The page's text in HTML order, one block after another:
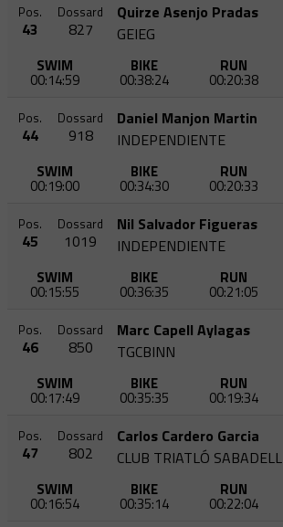
Pos.
43
Dossard
827
Quirze Asenjo Pradas
GEIEG
SWIM
00:14:59
BIKE
00:38:24
RUN
00:20:38
Pos.
44
Dossard
918
Daniel Manjon Martin
INDEPENDIENTE
SWIM
00:19:00
BIKE
00:34:30
RUN
00:20:33
Pos.
45
Dossard
1019
Nil Salvador Figueras
INDEPENDIENTE
SWIM
00:15:55
BIKE
00:36:35
RUN
00:21:05
Pos.
46
Dossard
850
Marc Capell Aylagas
TGCBINN
SWIM
00:17:49
BIKE
00:35:35
RUN
00:19:34
Pos.
47
Dossard
802
Carlos Cardero Garcia
CLUB TRIATLÓ SABADELL
SWIM
00:16:54
BIKE
00:35:14
RUN
00:22:04